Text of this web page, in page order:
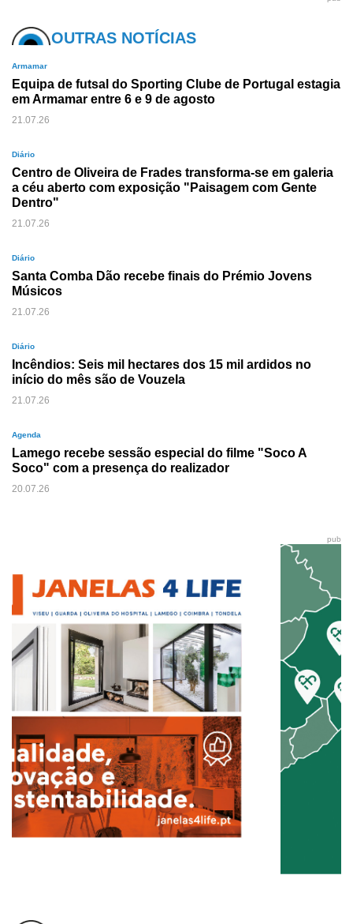
OUTRAS NOTÍCIAS
Armamar
Equipa de futsal do Sporting Clube de Portugal estagia
em Armamar entre 6 e 9 de agosto
21.07.26
Diário
Centro de Oliveira de Frades transforma-se em galeria
a céu aberto com exposição "Paisagem com Gente
Dentro"
21.07.26
Diário
Santa Comba Dão recebe finais do Prémio Jovens
Músicos
21.07.26
Diário
Incêndios: Seis mil hectares dos 15 mil ardidos no
início do mês são de Vouzela
21.07.26
Agenda
Lamego recebe sessão especial do filme "Soco A
Soco" com a presença do realizador
20.07.26
pub